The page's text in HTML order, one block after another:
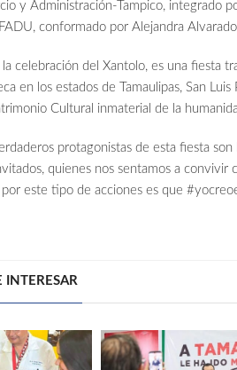
y Administración-Tampico, integrado
conformado por Alejandra
celebración del Xantolo, es una fiesta
en los estados de Tamaulipas, San
Cultural inmaterial de la
protagonistas de esta fiesta
quienes nos sentamos a convivir
este tipo de acciones es que
INTERESAR